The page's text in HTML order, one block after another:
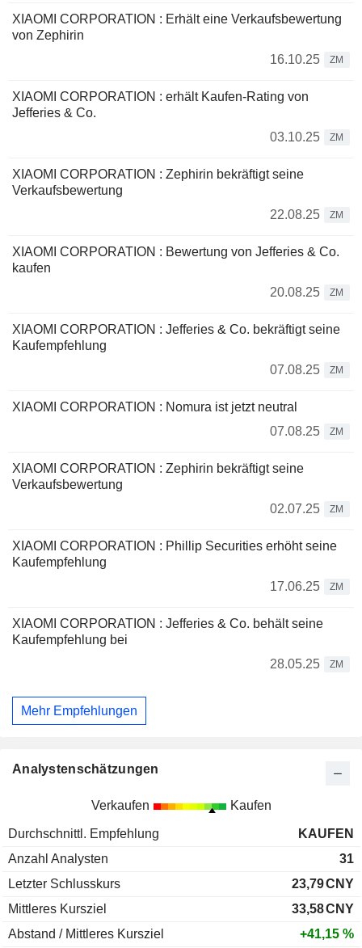
XIAOMI CORPORATION : Erhält eine Verkaufsbewertung
von Zephirin
16.10.25
ZM
XIAOMI CORPORATION : erhält Kaufen-Rating von
Jefferies & Co.
03.10.25
ZM
XIAOMI CORPORATION : Zephirin bekräftigt seine
Verkaufsbewertung
22.08.25
ZM
XIAOMI CORPORATION : Bewertung von Jefferies & Co.
kaufen
20.08.25
ZM
XIAOMI CORPORATION : Jefferies & Co. bekräftigt seine
Kaufempfehlung
07.08.25
ZM
XIAOMI CORPORATION : Nomura ist jetzt neutral
07.08.25
ZM
XIAOMI CORPORATION : Zephirin bekräftigt seine
Verkaufsbewertung
02.07.25
ZM
XIAOMI CORPORATION : Phillip Securities erhöht seine
Kaufempfehlung
17.06.25
ZM
XIAOMI CORPORATION : Jefferies & Co. behält seine
Kaufempfehlung bei
28.05.25
ZM
Mehr Empfehlungen
Analystenschätzungen
Verkaufen Kaufen
Durchschnittl. Empfehlung
KAUFEN
Anzahl Analysten
31
Letzter Schlusskurs
23,79CNY
Mittleres Kursziel
33,58CNY
Abstand / Mittleres Kursziel
+41,15 %